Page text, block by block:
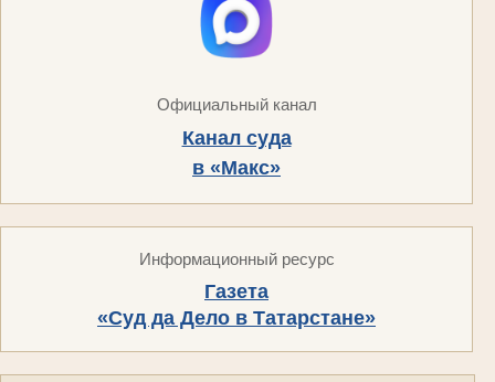
Официальный канал
Канал суда
в «Макс»
Информационный ресурс
Газета
«Суд да Дело в Татарстане»